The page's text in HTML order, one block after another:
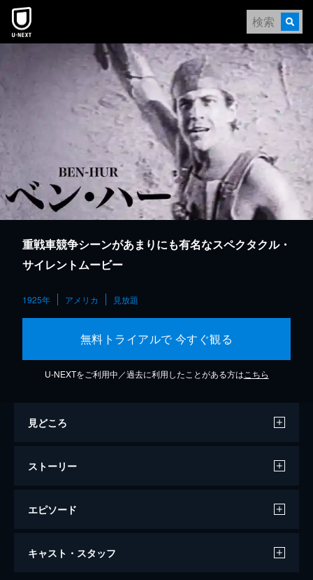
本文へスキップ
重戦車競争シーンがあまりにも有名なスペクタクル・
サイレントムービー
1925年 アメリカ 見放題
無料トライアルで 今すぐ観る
U-NEXTをご利用中／過去に利用したことがある方は こちら
見どころ
ストーリー
エピソード
ベン･ハー
キャスト・スタッフ